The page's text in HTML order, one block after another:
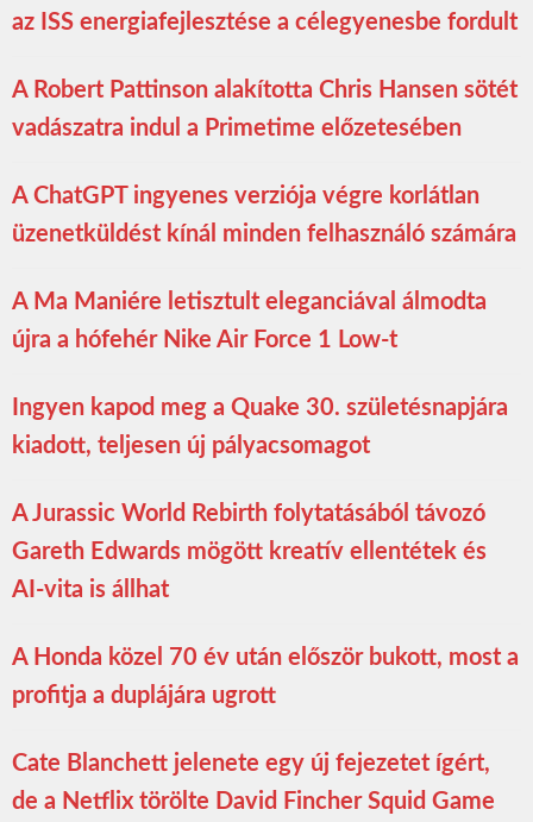
az ISS energiafejlesztése a célegyenesbe fordult
A Robert Pattinson alakította Chris Hansen sötét
vadászatra indul a Primetime előzetesében
A ChatGPT ingyenes verziója végre korlátlan
üzenetküldést kínál minden felhasználó számára
A Ma Maniére letisztult eleganciával álmodta
újra a hófehér Nike Air Force 1 Low-t
Ingyen kapod meg a Quake 30. születésnapjára
kiadott, teljesen új pályacsomagot
A Jurassic World Rebirth folytatásából távozó
Gareth Edwards mögött kreatív ellentétek és
AI-vita is állhat
A Honda közel 70 év után először bukott, most a
profitja a duplájára ugrott
Cate Blanchett jelenete egy új fejezetet ígért,
de a Netflix törölte David Fincher Squid Game